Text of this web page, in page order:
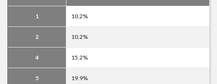
1 10.2%
2 10.2%
4 15.2%
5 19.9%